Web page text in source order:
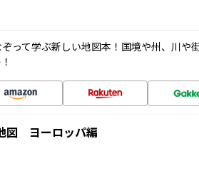
って学ぶ新しい地図本！国境や州、川や
図 ヨーロッパ編